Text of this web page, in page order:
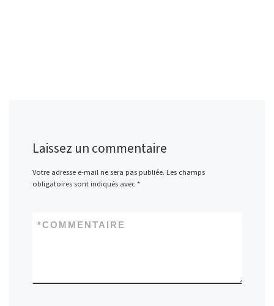
Laissez un commentaire
Votre adresse e-mail ne sera pas publiée. Les champs
obligatoires sont indiqués avec *
COMMENTAIRE
*